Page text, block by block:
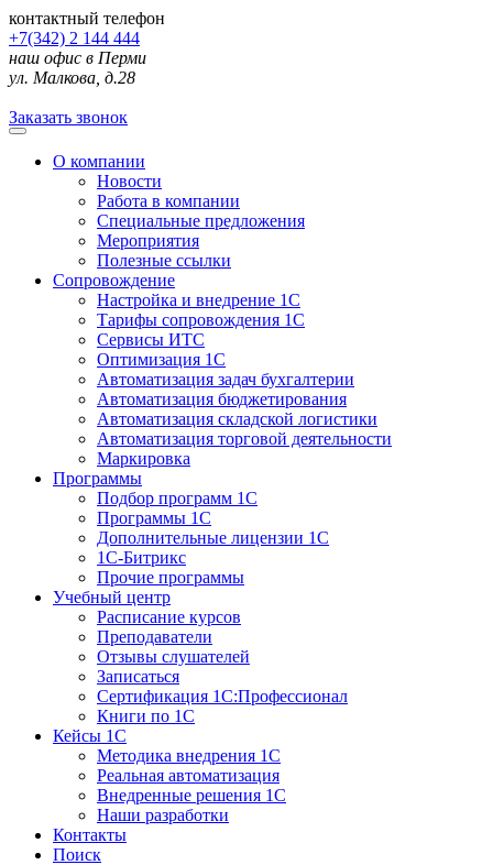
контактный телефон
+7(342) 2 144 444
наш офис в Перми
ул. Малкова, д.28
Заказать звонок
О компании
Новости
Работа в компании
Специальные предложения
Мероприятия
Полезные ссылки
Сопровождение
Настройка и внедрение 1С
Тарифы сопровождения 1С
Сервисы ИТС
Оптимизация 1С
Автоматизация задач бухгалтерии
Автоматизация бюджетирования
Автоматизация складской логистики
Автоматизация торговой деятельности
Маркировка
Программы
Подбор программ 1С
Программы 1С
Дополнительные лицензии 1С
1С-Битрикс
Прочие программы
Учебный центр
Расписание курсов
Преподаватели
Отзывы слушателей
Записаться
Сертификация 1С:Профессионал
Книги по 1С
Кейсы 1С
Методика внедрения 1С
Реальная автоматизация
Внедренные решения 1С
Наши разработки
Контакты
Поиск